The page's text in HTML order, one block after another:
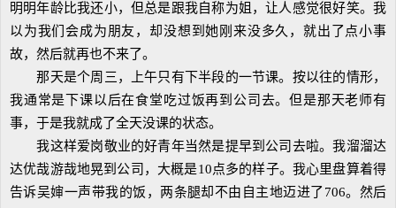
明明年龄比我还小，但总是跟我自称为姐，让人感觉很好笑。我
以为我们会成为朋友，却没想到她刚来没多久，就出了点小事
故，然后就再也不来了。
那天是个周三，上午只有下半段的一节课。按以往的情形，
我通常是下课以后在食堂吃过饭再到公司去。但是那天老师有
事，于是我就成了全天没课的状态。
我这样爱岗敬业的好青年当然是提早到公司去啦。我溜溜达
达优哉游哉地晃到公司，大概是10点多的样子。我心里盘算着得
告诉吴婶一声带我的饭，两条腿却不由自主地迈进了706。然后